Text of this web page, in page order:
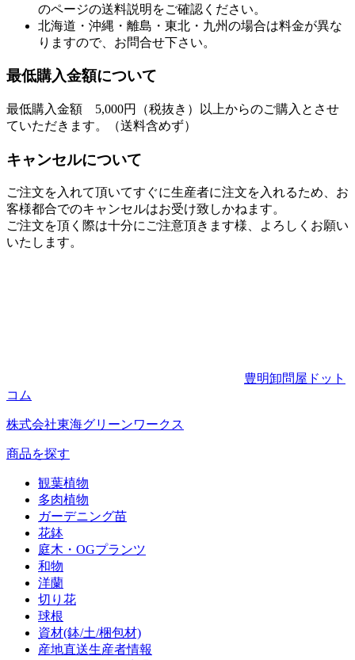
のページの送料説明をご確認ください。
北海道・沖縄・離島・東北・九州の場合は料金が異な
りますので、お問合せ下さい。
最低購入金額について
最低購入金額 5,000円（税抜き）以上からのご購入とさせ
ていただきます。（送料含めず）
キャンセルについて
ご注文を入れて頂いてすぐに生産者に注文を入れるため、お
客様都合でのキャンセルはお受け致しかねます。
ご注文を頂く際は十分にご注意頂きます様、よろしくお願い
いたします。
豊明卸問屋ドット
コム
株式会社東海グリーンワークス
商品を探す
観葉植物
多肉植物
ガーデニング苗
花鉢
庭木・OGプランツ
和物
洋蘭
切り花
球根
資材(鉢/土/梱包材)
産地直送生産者情報